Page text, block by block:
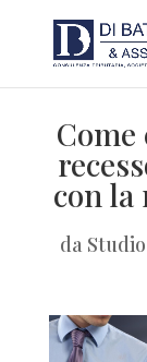
con la
da